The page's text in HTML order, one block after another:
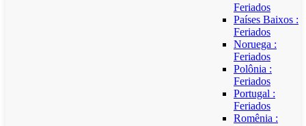
Feriados
Países Baixos :
Feriados
Noruega :
Feriados
Polônia :
Feriados
Portugal :
Feriados
Romênia :